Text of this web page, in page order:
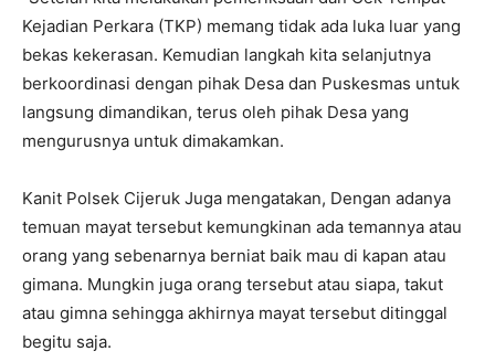
Kejadian Perkara (TKP) memang tidak ada luka luar yang
bekas kekerasan. Kemudian langkah kita selanjutnya
berkoordinasi dengan pihak Desa dan Puskesmas untuk
langsung dimandikan, terus oleh pihak Desa yang
mengurusnya untuk dimakamkan.
Kanit Polsek Cijeruk Juga mengatakan, Dengan adanya
temuan mayat tersebut kemungkinan ada temannya atau
orang yang sebenarnya berniat baik mau di kapan atau
gimana. Mungkin juga orang tersebut atau siapa, takut
atau gimna sehingga akhirnya mayat tersebut ditinggal
begitu saja.